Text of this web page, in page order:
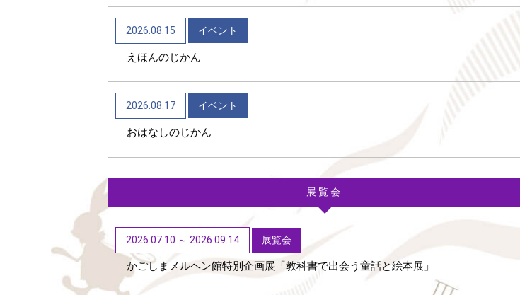
2026.08.15 イベント
えほんのじかん
2026.08.17 イベント
おはなしのじかん
展覧会
2026.07.10 ～ 2026.09.14 展覧会
かごしまメルヘン館特別企画展「教科書で出会う童話と絵本展」